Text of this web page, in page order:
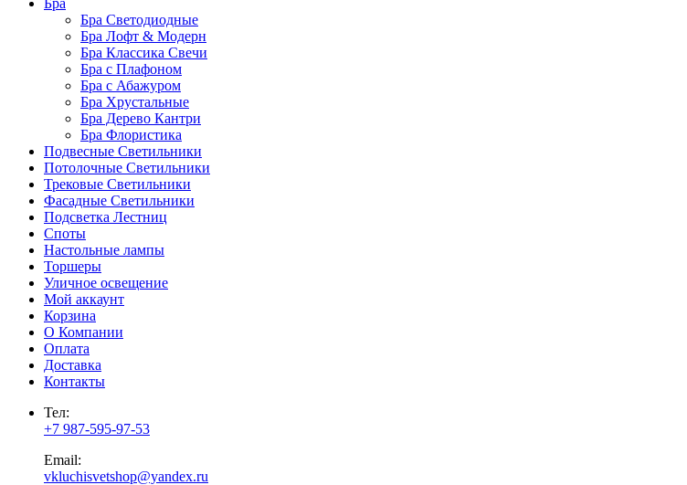
Бра
Бра Светодиодные
Бра Лофт & Модерн
Бра Классика Свечи
Бра с Плафоном
Бра с Абажуром
Бра Хрустальные
Бра Дерево Кантри
Бра Флористика
Подвесные Светильники
Потолочные Светильники
Трековые Светильники
Фасадные Светильники
Подсветка Лестниц
Споты
Настольные лампы
Торшеры
Уличное освещение
Мой аккаунт
Корзина
О Компании
Оплата
Доставка
Контакты
Тел:
+7 987-595-97-53
Email:
vkluchisvetshop@yandex.ru